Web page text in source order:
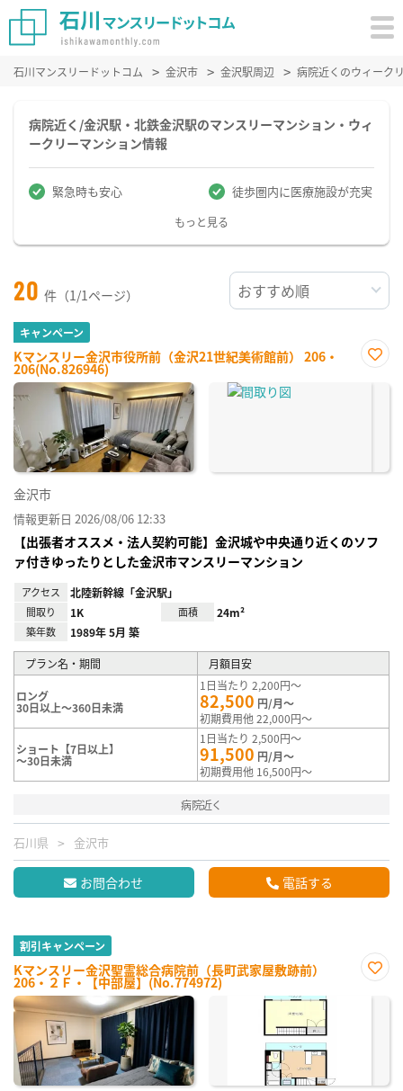
石川マンスリードットコム 金沢市 金沢駅周辺 病院近くのウィーク
病院近く/金沢駅・北鉄金沢駅のマンスリーマンション・ウィ
ークリーマンション情報
緊急時も安心 徒歩圏内に医療施設が充実
もっと見る
20 件（1/1ページ）
キャンペーン
Kマンスリー金沢市役所前（金沢21世紀美術館前） 206・
206(No.826946)
に入
金沢市
情報更新日 2026/08/06 12:33
【出張者オススメ・法人契約可能】金沢城や中央通り近くのソフ
ァ付きゆったりとした金沢市マンスリーマンション
アクセス 北陸新幹線「金沢駅」
間取り 1K 面積 24m²
築年数 1989年 5月 築
プラン名・期間 月額目安
ロング
30日以上～360日未満
1日当たり 2,200円～
82,500 円/月～
初期費用他 22,000円～
ショート【7日以上】
～30日未満
1日当たり 2,500円～
91,500 円/月～
初期費用他 16,500円～
病院近く
石川県 金沢市
お問合わせ 電話する
割引キャンペーン
Kマンスリー金沢聖霊総合病院前（長町武家屋敷跡前）
206・２Ｆ・【中部屋】(No.774972)
に入